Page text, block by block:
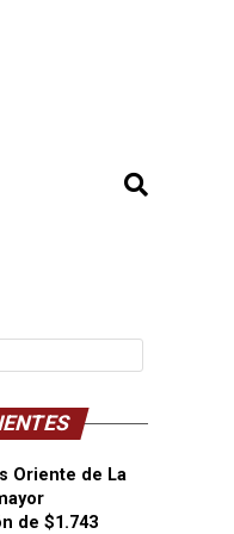
Oriente de La
de $1.743